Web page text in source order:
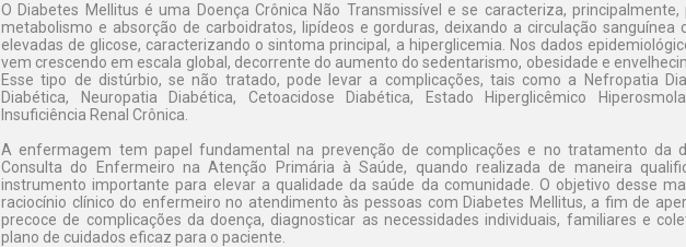
O Diabetes Mellitus é uma Doença Crônica Não Transmissível e se caracteriza,
metabolismo e absorção de carboidratos, lipídeos e gorduras, deixando a circulação sanguínea
elevadas de glicose, caracterizando o sintoma principal, a hiperglicemia. Nos dados
vem crescendo em escala global, decorrente do aumento do sedentarismo, obesidade e
Esse tipo de distúrbio, se não tratado, pode levar a complicações, tais como a Nefropatia
Diabética, Neuropatia Diabética, Cetoacidose Diabética, Estado Hiperglicêmico
Insuficiência Renal Crônica.
A enfermagem tem papel fundamental na prevenção de complicações e no tratamento da
Consulta do Enfermeiro na Atenção Primária à Saúde, quando realizada de maneira
instrumento importante para elevar a qualidade da saúde da comunidade. O objetivo desse
raciocínio clínico do enfermeiro no atendimento às pessoas com Diabetes Mellitus, a fim de
precoce de complicações da doença, diagnosticar as necessidades individuais, familiares e
plano de cuidados eficaz para o paciente.